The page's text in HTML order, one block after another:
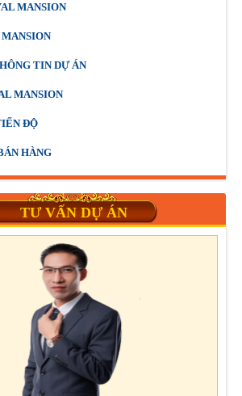
MANSION
TIN DỰ ÁN
MANSION
ĐỘ
HÀNG
TƯ VẤN DỰ ÁN